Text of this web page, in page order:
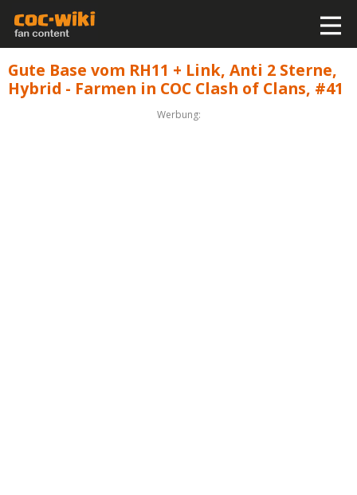
Gute Base vom RH11 + Link, Anti 2 Sterne,
Hybrid - Farmen in COC Clash of Clans, #41
Werbung: